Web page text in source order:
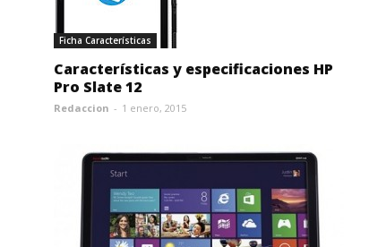
Ficha Características
Características y especificaciones HP
Pro Slate 12
Redaccion - 1 enero, 2015